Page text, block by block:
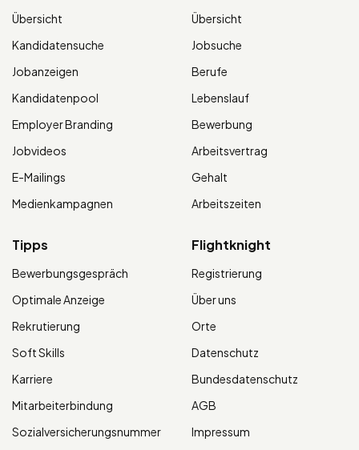
Übersicht
Kandidatensuche
Jobanzeigen
Kandidatenpool
Employer Branding
Jobvideos
E-Mailings
Medienkampagnen
Übersicht
Jobsuche
Berufe
Lebenslauf
Bewerbung
Arbeitsvertrag
Gehalt
Arbeitszeiten
Tipps
Bewerbungsgespräch
Optimale Anzeige
Rekrutierung
Soft Skills
Karriere
Mitarbeiterbindung
Sozialversicherungsnummer
Flightknight
Registrierung
Über uns
Orte
Datenschutz
Bundesdatenschutz
AGB
Impressum